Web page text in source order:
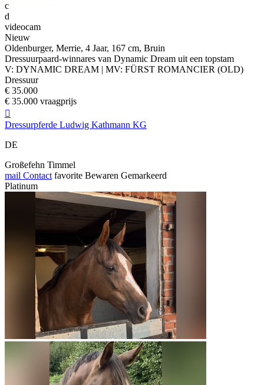
c
d
videocam
Nieuw
Oldenburger, Merrie, 4 Jaar, 167 cm, Bruin
Dressuurpaard-winnares van Dynamic Dream uit een topstam
V: DYNAMIC DREAM | MV: FÜRST ROMANCIER (OLD)
Dressuur
€ 35.000
€ 35.000 vraagprijs

Dressurpferde Ludwig Kathmann KG
DE
Großefehn Timmel
mail Contact favorite Bewaren Gemarkeerd
Platinum